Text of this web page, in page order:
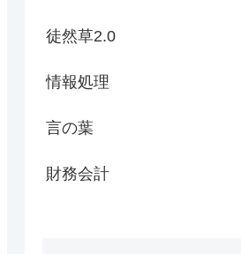
徒然草2.0
情報処理
言の葉
財務会計